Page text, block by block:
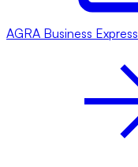
AGRA Business Express